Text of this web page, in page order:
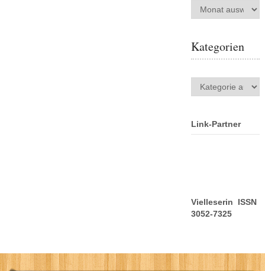
Archiv
Kategorien
Kategorien
Link-Partner
Vielleserin ISSN
3052-7325